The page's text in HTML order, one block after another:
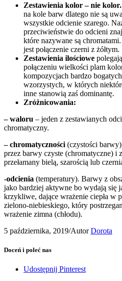
Zestawienia kolor – nie kolor.
na kole barw dlatego nie są
wszystkie odcienie szarego.
przeciwieństwie do odcieni
które nazywane są
jest połączenie czerni z żółtym.
Zestawienia ilościowe
połączeniu wielkości plam
kompozycjach bardzo
wzorzystych, w których
inne stanowią zaś dominantę.
Zróżnicowania:
– waloru – jeden z zestawianych
chromatyczny.
– chromatyczności (czystości
przez barwy czyste (chromatyczne) i
przełamany bielą, szarością lub
-odcienia (temperatury). Barwy z
jako bardziej aktywne bo wydają się
krzykliwe, dające wrażenie ciepła w
zielono-niebieskiego, który
wrażenie zimna (chłodu).
5 października, 2019/AutorDorota
Doceń i poleć nas
Udostępnij Pinterest